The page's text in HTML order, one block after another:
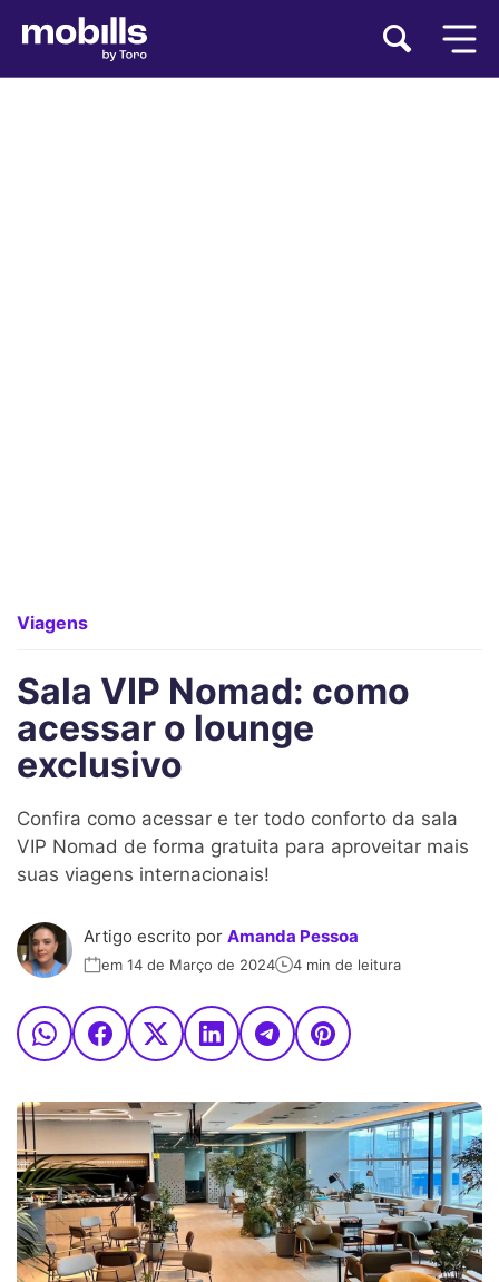
Viagens
Sala VIP Nomad: como
acessar o lounge
exclusivo
Confira como acessar e ter todo conforto da sala
VIP Nomad de forma gratuita para aproveitar mais
suas viagens internacionais!
Artigo escrito por Amanda Pessoa
em 14 de Março de 2024 4 min de leitura